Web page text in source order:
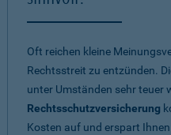
Oft reichen kleine
Rechtsstreit zu entzünden.
unter Umständen sehr teuer
Rechtsschutzversicherung
Kosten auf und erspart